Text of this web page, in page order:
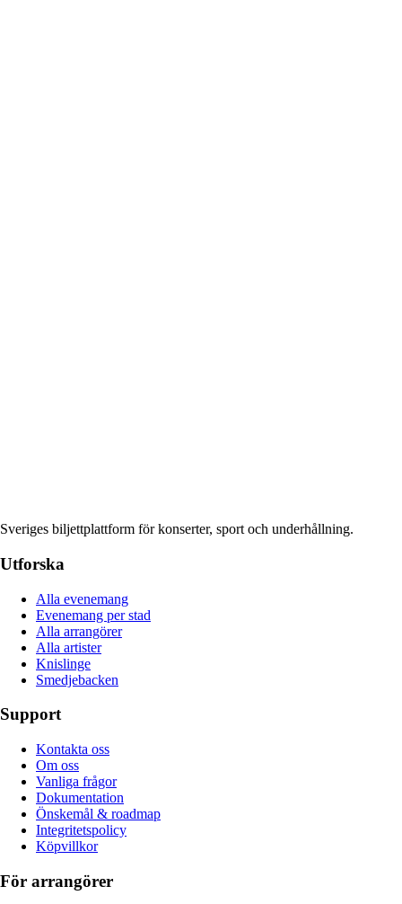
Sveriges biljettplattform för konserter, sport och underhållning.
Utforska
Alla evenemang
Evenemang per stad
Alla arrangörer
Alla artister
Knislinge
Smedjebacken
Support
Kontakta oss
Om oss
Vanliga frågor
Dokumentation
Önskemål & roadmap
Integritetspolicy
Köpvillkor
För arrangörer